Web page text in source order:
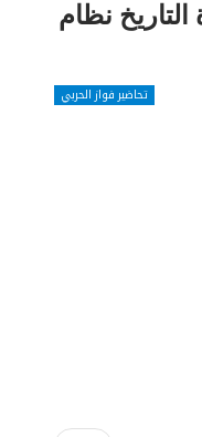
نظام
تحاضير فواز الحربي